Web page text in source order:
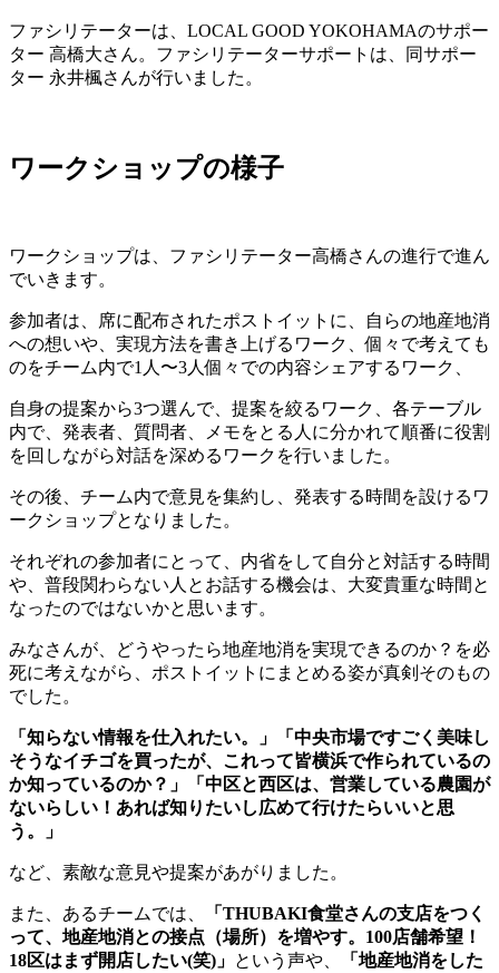
ファシリテーターは、LOCAL GOOD YOKOHAMAのサポー
ター 高橋大さん。ファシリテーターサポートは、同サポー
ター 永井楓さんが行いました。
ワークショップの様子
ワークショップは、ファシリテーター高橋さんの進行で進ん
でいきます。
参加者は、席に配布されたポストイットに、自らの地産地消
への想いや、実現方法を書き上げるワーク、個々で考えても
のをチーム内で1人〜3人個々での内容シェアするワーク、
自身の提案から3つ選んで、提案を絞るワーク、各テーブル
内で、発表者、質問者、メモをとる人に分かれて順番に役割
を回しながら対話を深めるワークを行いました。
その後、チーム内で意見を集約し、発表する時間を設けるワ
ークショップとなりました。
それぞれの参加者にとって、内省をして自分と対話する時間
や、普段関わらない人とお話する機会は、大変貴重な時間と
なったのではないかと思います。
みなさんが、どうやったら地産地消を実現できるのか？を必
死に考えながら、ポストイットにまとめる姿が真剣そのもの
でした。
「知らない情報を仕入れたい。」「中央市場ですごく美味し
そうなイチゴを買ったが、これって皆横浜で作られているの
か知っているのか？」「中区と西区は、営業している農園が
ないらしい！あれば知りたいし広めて行けたらいいと思
う。」
など、素敵な意見や提案があがりました。
また、あるチームでは、
「THUBAKI食堂さんの支店をつく
って、地産地消との接点（場所）を増やす。100店舗希望！
18区はまず開店したい(笑)」 という声や、
「地産地消をした